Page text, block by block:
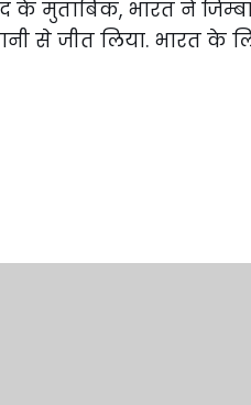
के मुताबिक, भारत ने
से जीत लिया. भारत के